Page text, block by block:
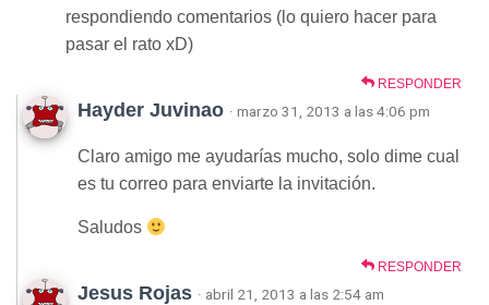
respondiendo comentarios (lo quiero hacer para
pasar el rato xD)
RESPONDER
Hayder Juvinao · marzo 31, 2013 a las 4:06 pm
Claro amigo me ayudarías mucho, solo dime cual
es tu correo para enviarte la invitación.
Saludos
RESPONDER
Jesus Rojas · abril 21, 2013 a las 2:54 am